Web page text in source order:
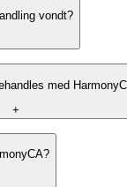
vondt?
med
+